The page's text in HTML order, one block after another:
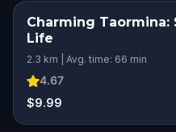
Charming Taormina:
Life
2.3 km | Avg. time: 66 min
4.67
$9.99